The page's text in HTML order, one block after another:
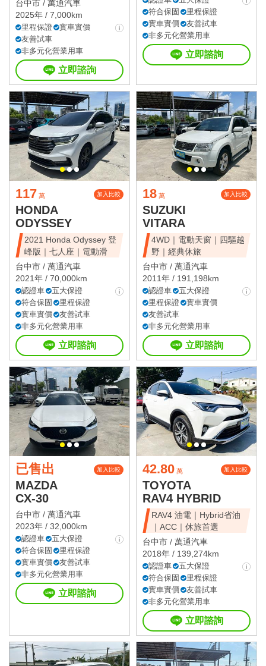
台中市 / 萬通汽車
2025年 / 7,000km
里程保證
實車實價
友善試車
非多元化營業用車
立即諮詢
符合保固
里程保證
實車實價
友善試車
非多元化營業用車
立即諮詢
117 萬 加入比較
HONDA
ODYSSEY
2021 Honda Odyssey 登
峰版｜七人座｜電動滑
台中市 / 萬通汽車
2021年 / 70,000km
認證車
五大保證
符合保固
里程保證
實車實價
友善試車
非多元化營業用車
立即諮詢
18 萬 加入比較
SUZUKI
VITARA
4WD｜電動天窗｜四驅越
野｜經典休旅
台中市 / 萬通汽車
2011年 / 191,198km
認證車
五大保證
里程保證
實車實價
友善試車
非多元化營業用車
立即諮詢
已售出 加入比較
MAZDA
CX-30
台中市 / 萬通汽車
2023年 / 32,000km
認證車
五大保證
符合保固
里程保證
實車實價
友善試車
非多元化營業用車
立即諮詢
42.80 萬 加入比較
TOYOTA
RAV4 HYBRID
RAV4 油電｜Hybrid省油
｜ACC｜休旅首選
台中市 / 萬通汽車
2018年 / 139,274km
認證車
五大保證
符合保固
里程保證
實車實價
友善試車
非多元化營業用車
立即諮詢